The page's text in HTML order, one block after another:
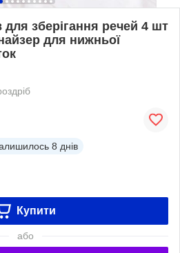
для зберігання речей 4 шт
для нижньої
8 днів
Купити
або